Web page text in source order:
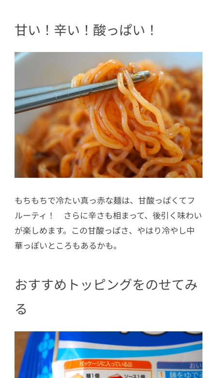
甘い！辛い！酸っぱい！
もちもちで冷たい真っ赤な麺は、甘酸っぱくてフ
ルーティ！ さらに辛さも相まって、後引く味わい
が楽しめます。この甘酸っぱさ、やはり冷やし中
華っぽいところもあるかも。
おすすめトッピングをのせてみ
る